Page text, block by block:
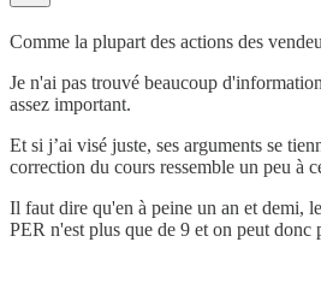
Comme la plupart des actions des
Je n'ai pas trouvé beaucoup
assez important.
Et si j’ai visé juste, ses arguments se
correction du cours ressemble un peu à
Il faut dire qu'en à peine un an et demi,
PER n'est plus que de 9 et on peut donc